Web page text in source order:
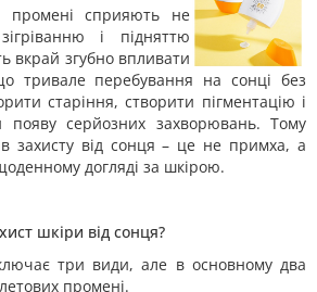
промені сприяють не
і підняттю
вкрай згубно впливати
тривале перебування на сонці без
старіння, створити пігментацію і
появу серйозних захворювань. Тому
захисту від сонця – це не примха, а
догляді за шкірою.
шкіри від сонця?
три види, але в основному два
промені.